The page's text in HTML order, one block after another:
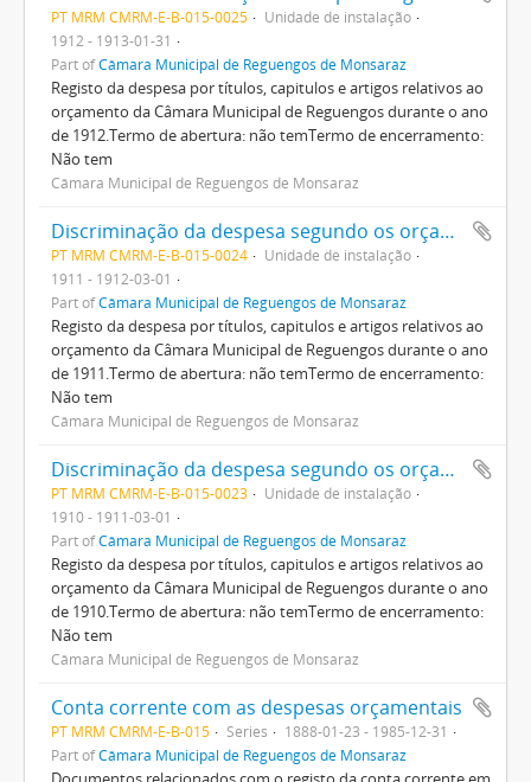
PT MRM CMRM-E-B-015-0025
Unidade de instalação
1912 - 1913-01-31
Part ofCâmara Municipal de Reguengos de Monsaraz
Registo da despesa por títulos, capitulos e artigos relativos ao
orçamento da Câmara Municipal de Reguengos durante o ano
de 1912.Termo de abertura: não temTermo de encerramento:
Não tem
Câmara Municipal de Reguengos de Monsaraz
Discriminação da despesa segundo os orçamentos
PT MRM CMRM-E-B-015-0024
Unidade de instalação
1911 - 1912-03-01
Part ofCâmara Municipal de Reguengos de Monsaraz
Registo da despesa por títulos, capitulos e artigos relativos ao
orçamento da Câmara Municipal de Reguengos durante o ano
de 1911.Termo de abertura: não temTermo de encerramento:
Não tem
Câmara Municipal de Reguengos de Monsaraz
Discriminação da despesa segundo os orçamentos
PT MRM CMRM-E-B-015-0023
Unidade de instalação
1910 - 1911-03-01
Part ofCâmara Municipal de Reguengos de Monsaraz
Registo da despesa por títulos, capitulos e artigos relativos ao
orçamento da Câmara Municipal de Reguengos durante o ano
de 1910.Termo de abertura: não temTermo de encerramento:
Não tem
Câmara Municipal de Reguengos de Monsaraz
Conta corrente com as despesas orçamentais
PT MRM CMRM-E-B-015 Series
1888-01-23 - 1985-12-31
Part ofCâmara Municipal de Reguengos de Monsaraz